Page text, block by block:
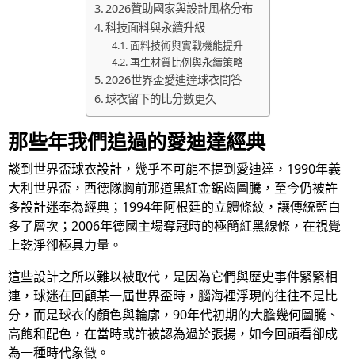
2026贊助國家與設計風格分布
科技面料與永續升級
面料技術與實戰機能提升
再生材質比例與永續策略
2026世界盃愛迪達球衣問答
球衣留下的比分數更久
那些年我們追過的愛迪達經典
談到世界盃球衣設計，幾乎不可能不提到愛迪達，1990年義
大利世界盃，西德隊胸前那道黑紅金鋸齒圖騰，至今仍被許
多設計迷奉為經典；1994年阿根廷的立體條紋，讓傳統藍白
多了層次；2006年德國主場奪冠時的極簡紅黑線條，在視覺
上乾淨卻極具力量。
這些設計之所以難以被取代，是因為它們與歷史事件緊緊相
連，球迷在回顧某一屆世界盃時，腦海裡浮現的往往不是比
分，而是球衣的顏色與輪廓，90年代初期的大膽幾何圖騰、
高飽和配色，在當時或許被認為過於張揚，如今回頭看卻成
為一種時代象徵。